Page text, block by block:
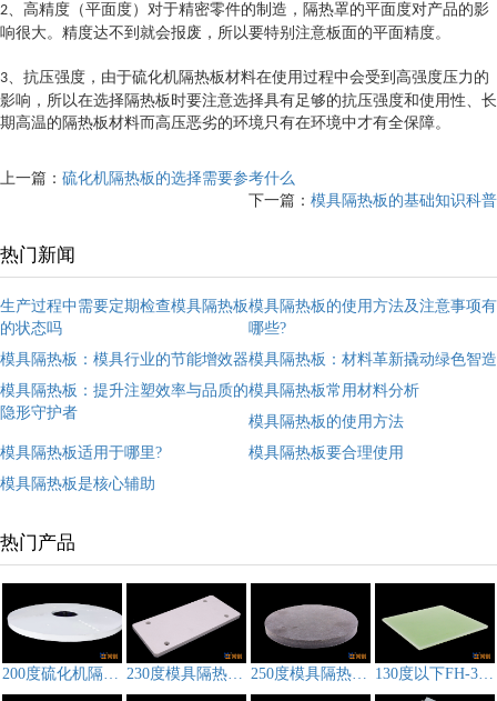
2、高精度（平面度）对于精密零件的制造，隔热罩的平面度对产品的影
响很大。精度达不到就会报废，所以要特别注意板面的平面精度。
3、抗压强度，由于硫化机隔热板材料在使用过程中会受到高强度压力的
影响，所以在选择隔热板时要注意选择具有足够的抗压强度和使用性、长
期高温的隔热板材料而高压恶劣的环境只有在环境中才有全保障。
上一篇： 硫化机隔热板的选择需要参考什么
下一篇： 模具隔热板的基础知识科普
热门新闻
生产过程中需要定期检查模具隔热板
的状态吗
模具隔热板的使用方法及注意事项有
哪些?
模具隔热板：模具行业的节能增效器模具隔热板：材料革新撬动绿色智造
模具隔热板：提升注塑效率与品质的
隐形守护者
模具隔热板常用材料分析
模具隔热板的使用方法
模具隔热板适用于哪里?
模具隔热板要合理使用
模具隔热板是核心辅助
热门产品